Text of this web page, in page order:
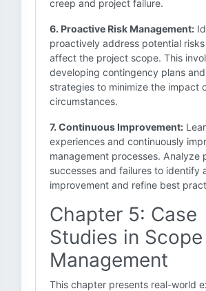
creep and project failure.
6. Proactive Risk Management:
proactively address potential
affect the project scope. This
developing contingency plans
strategies to minimize the impact
circumstances.
7. Continuous Improvement:
experiences and continuously
management processes. Analyze
successes and failures to identify
improvement and refine best
Chapter 5: Case
Studies in Scope
Management
This chapter presents real-world